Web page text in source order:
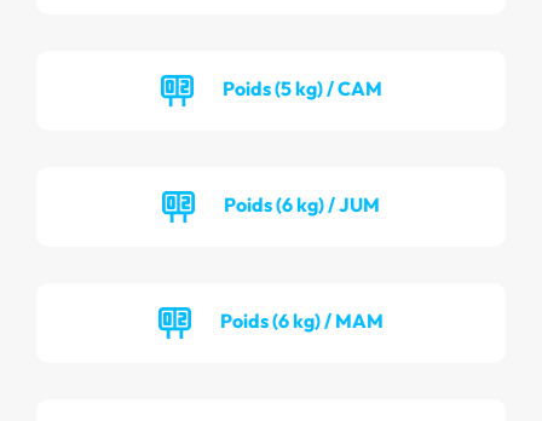
Poids (5 kg) / CAM
Poids (6 kg) / JUM
Poids (6 kg) / MAM